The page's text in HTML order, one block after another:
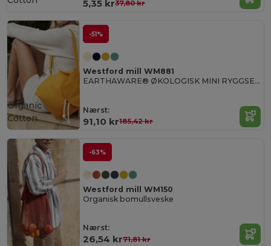
5,35 kr37,80 kr
-51%
Westford mill WM881
EARTHAWARE® ØKOLOGISK MINI RYGGSEKK
Nærst:
91,10 kr185,42 kr
Organic
Cotton
-63%
Westford mill WM150
Organisk bomullsveske
Nærst:
26,54 kr71,81 kr